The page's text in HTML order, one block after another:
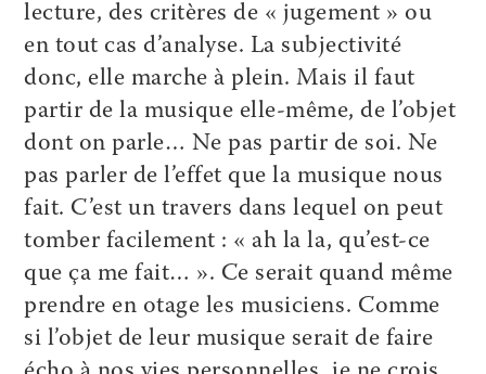
lecture, des critères de « jugement » ou
en tout cas d’analyse. La subjectivité
donc, elle marche à plein. Mais il faut
partir de la musique elle-même, de l’objet
dont on parle… Ne pas partir de soi. Ne
pas parler de l’effet que la musique nous
fait. C’est un travers dans lequel on peut
tomber facilement : « ah la la, qu’est-ce
que ça me fait… ». Ce serait quand même
prendre en otage les musiciens. Comme
si l’objet de leur musique serait de faire